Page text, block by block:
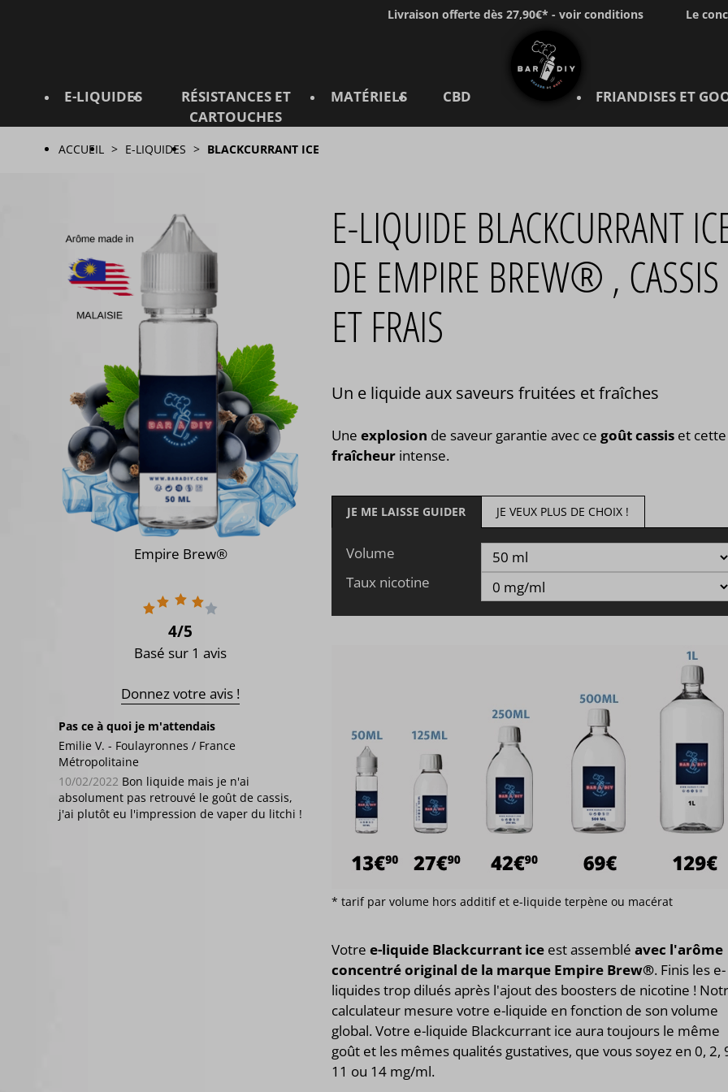
Livraison offerte dès 27,90€* - voir conditions Le
E-LIQUIDES
RÉSISTANCES ET
CARTOUCHES
MATÉRIELS CBD FRIANDISES ET
ACCUEIL E-LIQUIDES BLACKCURRANT ICE
E-LIQUIDE BLACKCURRANT
DE EMPIRE BREW® , CASSIS
ET FRAIS
Un e liquide aux saveurs fruitées et fraîches
Uneexplosion de saveur garantie avec cegoût cassis et cette
fraîcheur intense.
JE ME LAISSE GUIDER JE VEUX PLUS DE CHOIX !
Volume
Taux nicotine
* tarif par volume hors additif et e-liquide terpène ou macérat
Votree-liquide Blackcurrant ice est assembléavec l'arôme
concentré original de la marque Empire Brew®. Finis les e-
liquides trop dilués après l'ajout des boosters de nicotine !
calculateur mesure votre e-liquide en fonction de son volume
global. Votre e-liquide Blackcurrant ice aura toujours le même
goût et les mêmes qualités gustatives, que vous soyez en 0, 2,
11 ou 14 mg/ml.
Empire Brew®
4/5
Basé sur 1 avis
Donnez votre avis !
Pas ce à quoi je m'attendais
Emilie V. - Foulayronnes / France
Métropolitaine
10/02/2022 Bon liquide mais je n'ai
absolument pas retrouvé le goût de cassis,
j'ai plutôt eu l'impression de vaper du litchi !